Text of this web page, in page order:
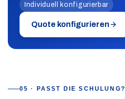
Individuell konfigurierbar
Quote konfigurieren
05 · PASST DIE SCHULUNG?